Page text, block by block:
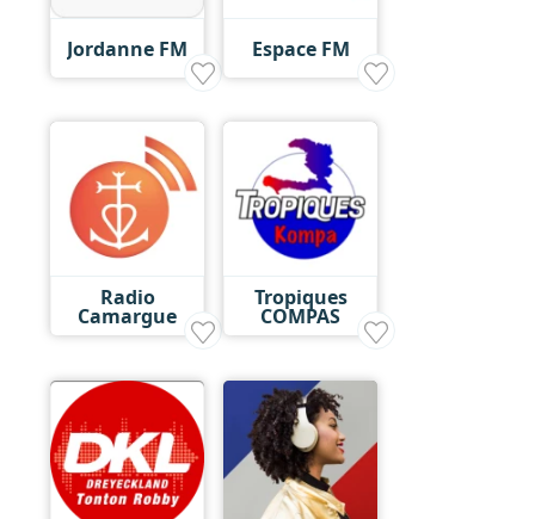
Jordanne FM Espace FM
Radio
Camargue
Tropiques
COMPAS